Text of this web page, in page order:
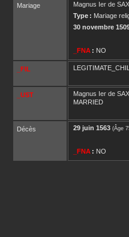
Mariage Magnus Ier de
Type : Mariage
30 novembre
_FNA : NO
_FIL
_UST Magnus Ier de
MARRIED
Décès 29 juin 1563 (Âge
_FNA : NO